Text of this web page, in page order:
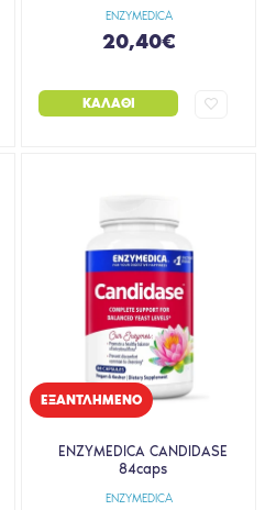
ENZYMEDICA
20,40€
ΚΑΛΆΘΙ
EΞΑΝΤΛΗΜΈΝΟ
ENZYMEDICA
ENZYMEDICA CANDIDASE
84caps